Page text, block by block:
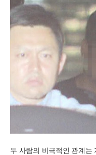
두 사람의 비극적인 관계는